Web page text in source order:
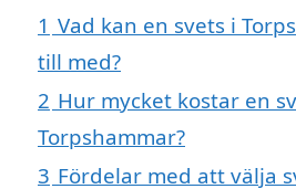
1 Vad kan en svets i
till med?
2 Hur mycket kostar en
Torpshammar?
3 Fördelar med att välja